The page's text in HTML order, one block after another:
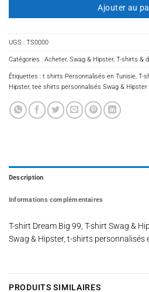
Ajouter au
UGS : TS0000
Catégories : Acheter, Swag & Hipster, T-shirts &
Étiquettes : t shirts Personnalisés en Tunisie, T-
Hipster, tee shirts personnalisés Swag & Hipster
Description
Informations complémentaires
T-shirt Dream Big 99, T-shirt Swag &
Swag & Hipster, t-shirts personnalisés
PRODUITS SIMILAIRES